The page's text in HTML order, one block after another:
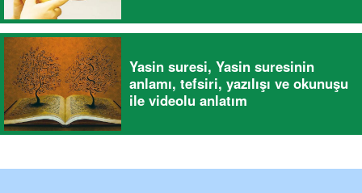
Yasin suresi, Yasin suresinin
anlamı, tefsiri, yazılışı ve okunuşu
ile videolu anlatım